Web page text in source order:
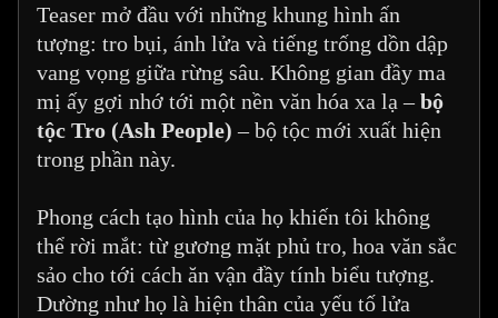
Teaser mở đầu với những khung hình ấn
tượng: tro bụi, ánh lửa và tiếng trống dồn dập
vang vọng giữa rừng sâu. Không gian đầy ma
mị ấy gợi nhớ tới một nền văn hóa xa lạ –bộ
tộc Tro (Ash People) – bộ tộc mới xuất hiện
trong phần này.
Phong cách tạo hình của họ khiến tôi không
thể rời mắt: từ gương mặt phủ tro, hoa văn sắc
sảo cho tới cách ăn vận đầy tính biểu tượng.
Dường như họ là hiện thân của yếu tố lửa